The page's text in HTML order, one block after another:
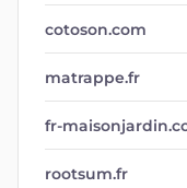
cotoson.com
matrappe.fr
fr-
rootsum.fr